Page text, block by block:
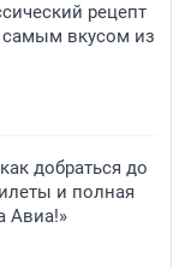
рецепт
самым вкусом из
добраться до
и полная
Авиа!»